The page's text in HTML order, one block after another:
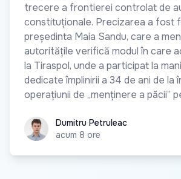
trecere a frontierei controlat de
constituționale. Precizarea a fost
președinta Maia Sandu, care a
autoritățile verifică modul în care
la Tiraspol, unde a participat la
dedicate împlinirii a 34 de ani de la
operațiunii de „menținere a păcii”
Dumitru Petruleac
Dumitru Petruleac
acum 8 ore